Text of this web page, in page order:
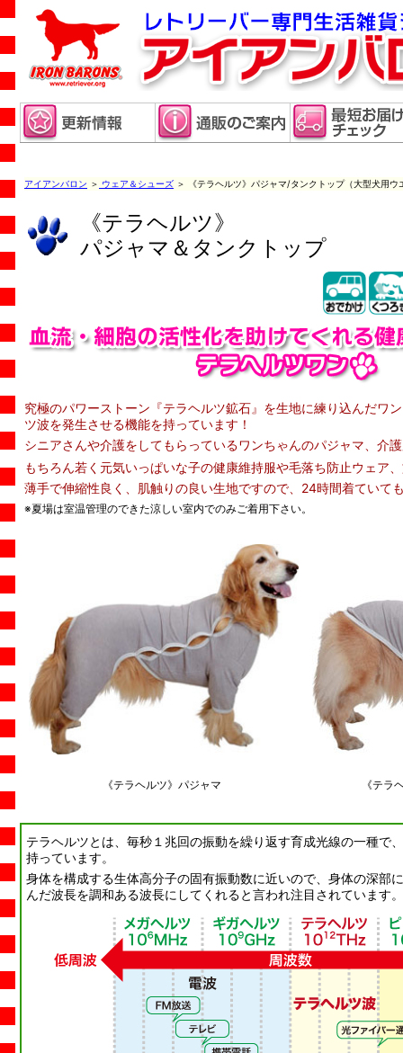
アイアンバロン ＞ ウェア＆シューズ ＞ 《テラヘルツ》パジャマ/タンクトップ（大型犬用ウ
《テラヘルツ》
パジャマ＆タンクトップ
究極のパワーストーン『テラヘルツ鉱石』を生地に練り込んだワ
ツ波を発生させる機能を持っています！
シニアさんや介護をしてもらっているワンちゃんのパジャマ、介
もちろん若く元気いっぱいな子の健康維持服や毛落ち防止ウェア
薄手で伸縮性良く、肌触りの良い生地ですので、24時間着ていて
※夏場は室温管理のできた涼しい室内でのみご着用下さい。
《テラヘルツ》パジャマ 《テラ
テラヘルツとは、毎秒１兆回の振動を繰り返す育成光線の一種で
持っています。
身体を構成する生体高分子の固有振動数に近いので、身体の深部
んだ波長を調和ある波長にしてくれると言われ注目されています。